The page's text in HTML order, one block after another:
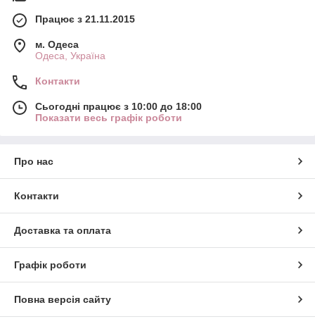
Працює з 21.11.2015
м. Одеса
Одеса, Україна
Контакти
Сьогодні працює з 10:00 до 18:00
Показати весь графік роботи
Про нас
Контакти
Доставка та оплата
Графік роботи
Повна версія сайту